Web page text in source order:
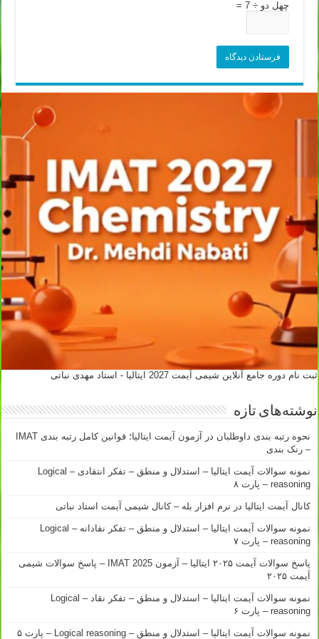
چهل دو ÷ 7 =
ثبت نام دوره جامع آنلاین شیمی آیمت 2027 ایتالیا - استاد مهدی نباتی
نوشته‌های تازه
نحوه رتبه بندی داوطلبان در آزمون آیمت ایتالیا؛ قوانین کامل رتبه بندی IMAT
– رنک بندی
نمونه سوالات آیمت ایتالیا – استدلال و منطق – تفکر انتقادی – Logical
reasoning – پارت ۸
کانال آیمت ایتالیا در نرم افزار بله – کانال شیمی آیمت استاد نباتی
نمونه سوالات آیمت ایتالیا – استدلال و منطق – تفکر نقادانه – Logical
reasoning – پارت ۷
پاسخ سوالات آیمت ۲۰۲۵ ایتالیا – آزمون IMAT 2025 – پاسخ سوالات شیمی
آیمت ۲۰۲۵
نمونه سوالات آیمت ایتالیا – استدلال و منطق – تفکر نقاد – Logical
reasoning – پارت ۶
نمونه سوالات آیمت ایتالیا – استدلال و منطق – Logical reasoning – پارت ۵